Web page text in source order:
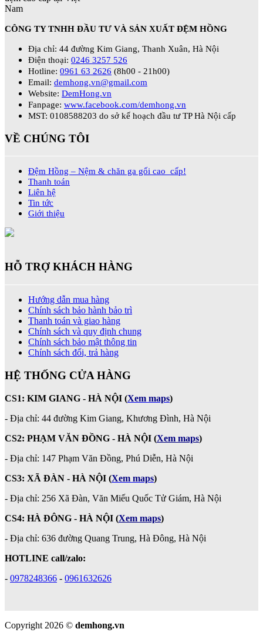
CÔNG TY TNHH ĐẦU TƯ VÀ SẢN XUẤT ĐỆM HỒNG
Địa chỉ: 44 đường Kim Giang, Thanh Xuân, Hà Nội
Điện thoại: 0246 3257 526
Hotline: 0961 63 2626 (8h00 - 21h00)
Email: demhong.vn@gmail.com
Website: DemHong.vn
Fanpage: www.facebook.com/demhong.vn
MST: 0108588203 do sở kế hoạch đầu tư TP Hà Nội cấp
VỀ CHÚNG TÔI
Đệm Hồng – Nệm & chăn ga gối cao cấp!
Thanh toán
Liên hệ
Tin tức
Giới thiệu
HỖ TRỢ KHÁCH HÀNG
Hướng dẫn mua hàng
Chính sách bảo hành bảo trì
Thanh toán và giao hàng
Chính sách và quy định chung
Chính sách bảo mật thông tin
Chính sách đổi, trả hàng
HỆ THỐNG CỬA HÀNG
CS1: KIM GIANG - HÀ NỘI (Xem maps)
- Địa chỉ: 44 đường Kim Giang, Khương Đình, Hà Nội
CS2: PHẠM VĂN ĐỒNG - HÀ NỘI (Xem maps)
- Địa chỉ: 147 Phạm Văn Đồng, Phú Diễn, Hà Nội
CS3: XÃ ĐÀN - HÀ NỘI (Xem maps)
- Địa chỉ: 256 Xã Đàn, Văn Miếu Quốc Tử Giám, Hà Nội
CS4: HÀ ĐÔNG - HÀ NỘI (Xem maps)
- Địa chỉ: 636 đường Quang Trung, Hà Đông, Hà Nội
HOTLINE call/zalo:
- 0978248366 - 0961632626
Copyright 2026 © demhong.vn